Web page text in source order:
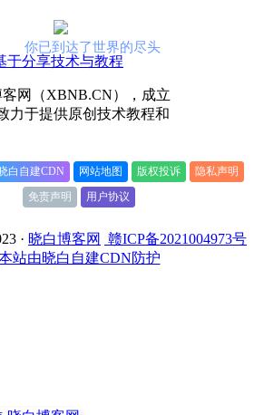
你已到达了世界的尽头
网（XBNB.CN），成立
力于提供原创技术教程和
白自建CDN 网站地图 版权投诉
隐私声明
免责声明
用户协议
· 晓白博客网
赣ICP备2021004973号
站由晓白自建CDN防护